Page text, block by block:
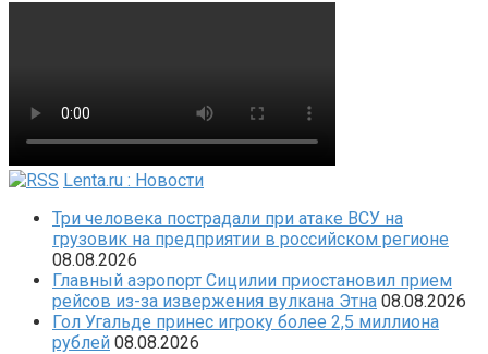
Lenta.ru : Новости
Три человека пострадали при атаке ВСУ на
грузовик на предприятии в российском регионе
08.08.2026
Главный аэропорт Сицилии приостановил прием
рейсов из-за извержения вулкана Этна 08.08.2026
Гол Угальде принес игроку более 2,5 миллиона
рублей 08.08.2026